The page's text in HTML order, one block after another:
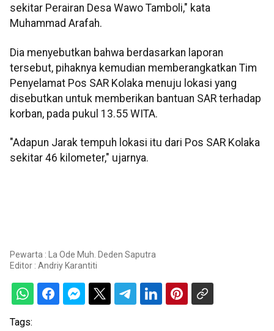
sekitar Perairan Desa Wawo Tamboli," kata
Muhammad Arafah.
Dia menyebutkan bahwa berdasarkan laporan
tersebut, pihaknya kemudian memberangkatkan Tim
Penyelamat Pos SAR Kolaka menuju lokasi yang
disebutkan untuk memberikan bantuan SAR terhadap
korban, pada pukul 13.55 WITA.
"Adapun Jarak tempuh lokasi itu dari Pos SAR Kolaka
sekitar 46 kilometer," ujarnya.
Pewarta : La Ode Muh. Deden Saputra
Editor : Andriy Karantiti
Tags: